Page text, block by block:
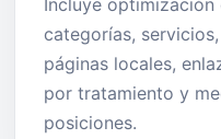
categorías,
páginas locales,
por tratamiento y
posiciones.